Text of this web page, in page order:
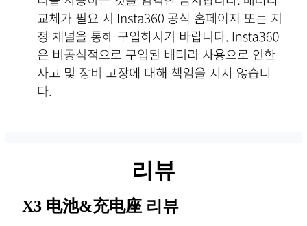
리뷰
X3 电池&充电座 리뷰